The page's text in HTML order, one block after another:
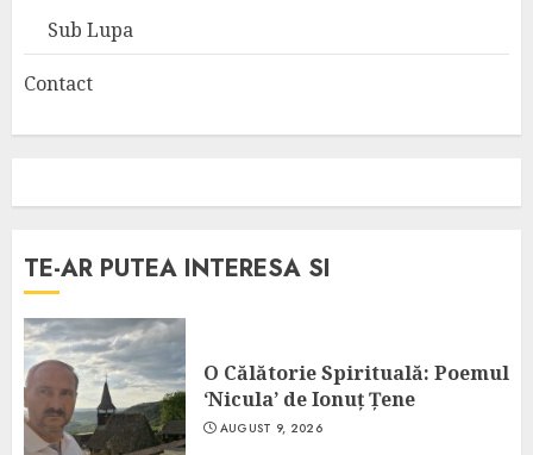
Sub Lupa
Contact
TE-AR PUTEA INTERESA SI
O Călătorie Spirituală: Poemul
‘Nicula’ de Ionuț Țene
AUGUST 9, 2026